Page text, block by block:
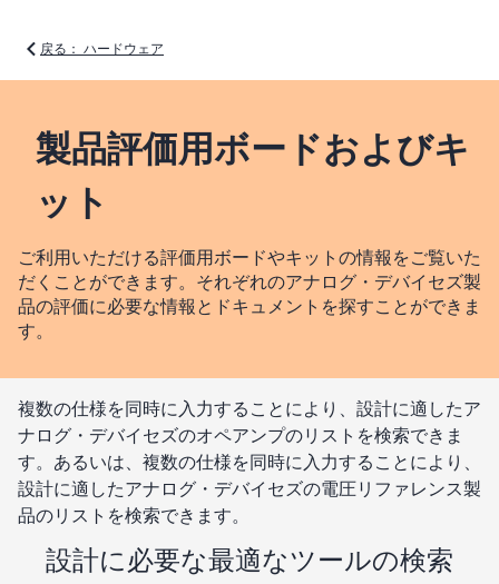
戻る： ハードウェア
製品評価用ボードおよびキ
ット
ご利用いただける評価用ボードやキットの情報をご覧いた
だくことができます。それぞれのアナログ・デバイセズ製
品の評価に必要な情報とドキュメントを探すことができま
す。
複数の仕様を同時に入力することにより、設計に適したア
ナログ・デバイセズのオペアンプのリストを検索できま
す。あるいは、複数の仕様を同時に入力することにより、
設計に適したアナログ・デバイセズの電圧リファレンス製
品のリストを検索できます。
設計に必要な最適なツールの検索